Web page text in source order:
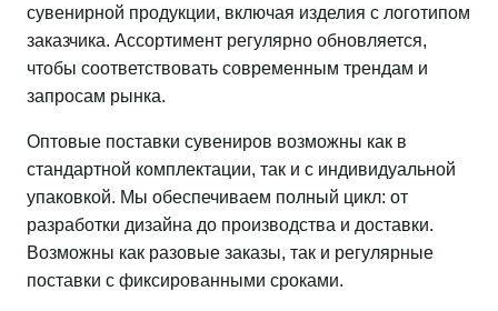
сувенирной продукции, включая изделия с логотипом
заказчика. Ассортимент регулярно обновляется,
чтобы соответствовать современным трендам и
запросам рынка.
Оптовые поставки сувениров возможны как в
стандартной комплектации, так и с индивидуальной
упаковкой. Мы обеспечиваем полный цикл: от
разработки дизайна до производства и доставки.
Возможны как разовые заказы, так и регулярные
поставки с фиксированными сроками.